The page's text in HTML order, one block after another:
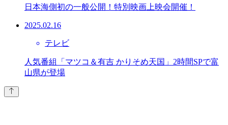
日本海側初の一般公開！特別映画上映会開催！
2025.02.16
テレビ
人気番組「マツコ＆有吉 かりそめ天国」2時間SPで富
山県が登場